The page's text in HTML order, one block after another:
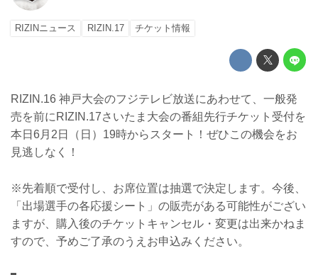
RIZINニュース RIZIN.17 チケット情報
RIZIN.16 神戸大会のフジテレビ放送にあわせて、一般発
売を前にRIZIN.17さいたま大会の番組先行チケット受付を
本日6月2日（日）19時からスタート！ぜひこの機会をお
見逃しなく！
※先着順で受付し、お席位置は抽選で決定します。今後、
「出場選手の各応援シート」の販売がある可能性がござい
ますが、購入後のチケットキャンセル・変更は出来かねま
すので、予めご了承のうえお申込みください。